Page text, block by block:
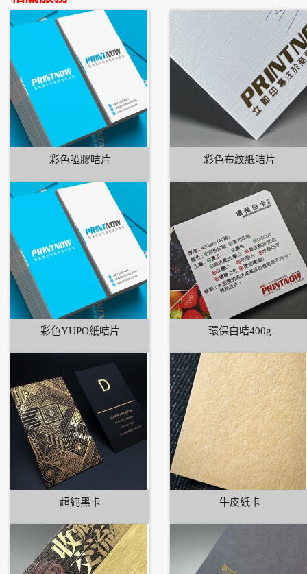
彩色啞膠咭片 彩色布紋紙咭片
彩色YUPO紙咭片 環保白咭400g
超純黑卡 牛皮紙卡